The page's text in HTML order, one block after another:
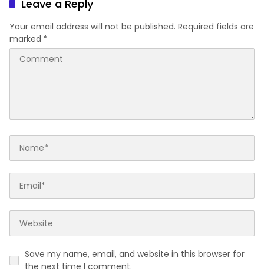
Leave a Reply
Your email address will not be published. Required fields are
marked *
Save my name, email, and website in this browser for
the next time I comment.